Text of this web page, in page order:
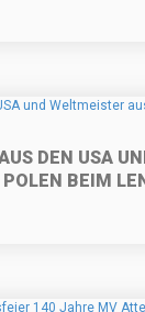
DEN USA
BEIM